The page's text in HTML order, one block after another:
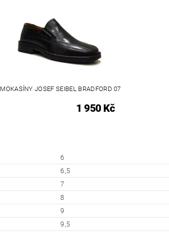
MOKASÍNY JOSEF SEIBEL BRADFORD 07
1 950 Kč
6
6,5
7
8
9
9,5